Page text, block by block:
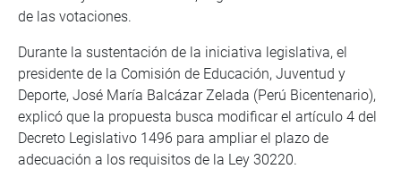
de las votaciones.
Durante la sustentación de la iniciativa legislativa, el
presidente de la Comisión de Educación, Juventud y
Deporte, José María Balcázar Zelada (Perú Bicentenario),
explicó que la propuesta busca modificar el artículo 4 del
Decreto Legislativo 1496 para ampliar el plazo de
adecuación a los requisitos de la Ley 30220.